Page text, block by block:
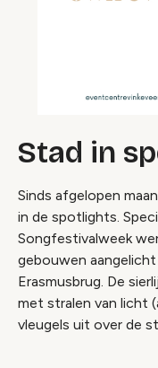
Stad in
Sinds afgelopen
in de spotlights.
Songfestivalweek
gebouwen
Erasmusbrug. De
met stralen van licht
vleugels uit over de